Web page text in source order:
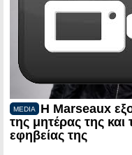
MEDIA
Η Marseaux
της μητέρας της
εφηβείας της